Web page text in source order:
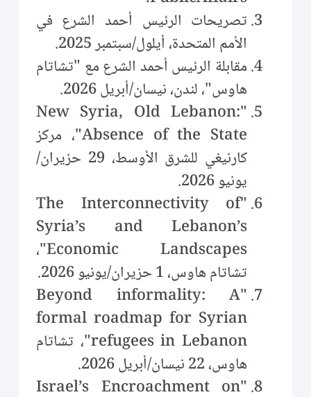
تصريحات الرئيس أحمد الشرع في
الأمم المتحدة، أيلول/سبتمبر 2025.
مقابلة الرئيس أحمد الشرع مع "تشاتام
هاوس"، لندن، نيسان/أبريل 2026.
"New Syria, Old Lebanon:
Absence of the State"، مركز
كارنيغي للشرق الأوسط، 29 حزيران/
يونيو 2026.
"The Interconnectivity of
Syria’s and Lebanon’s
Economic Landscapes"،
تشاتام هاوس، 1 حزيران/يونيو 2026.
"Beyond informality: A
formal roadmap for Syrian
refugees in Lebanon"، تشاتام
هاوس، 22 نيسان/أبريل 2026.
"Israel’s Encroachment on